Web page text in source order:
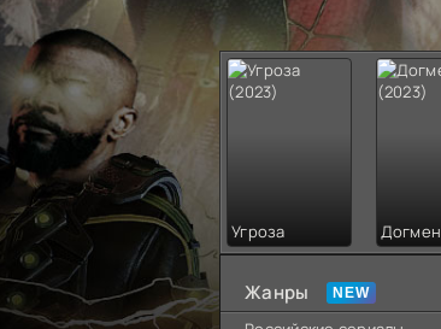
Угроза Догмен
Жанры